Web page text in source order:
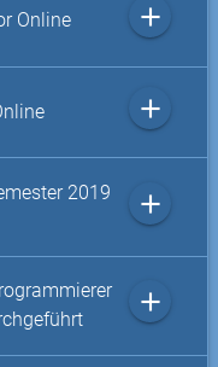
Online add
add
2019
add
add